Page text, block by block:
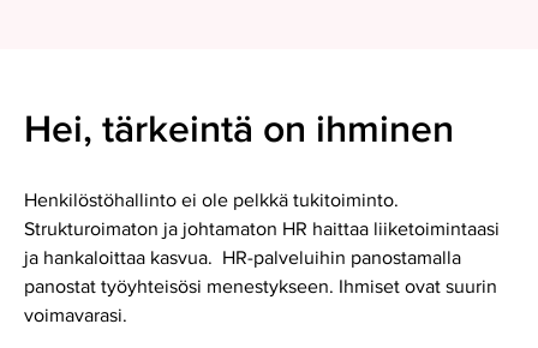
Hei, tärkeintä on ihminen
Henkilöstöhallinto ei ole pelkkä tukitoiminto.
Strukturoimaton ja johtamaton HR haittaa liiketoimintaasi
ja hankaloittaa kasvua. HR-palveluihin panostamalla
panostat työyhteisösi menestykseen. Ihmiset ovat suurin
voimavarasi.